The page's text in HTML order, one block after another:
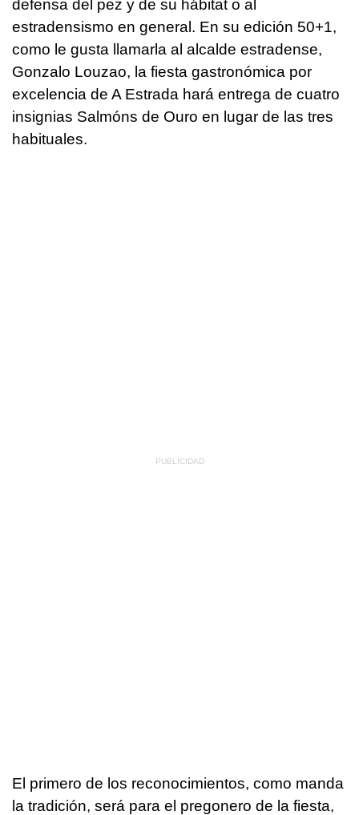
defensa del pez y de su hábitat o al
estradensismo en general. En su edición 50+1,
como le gusta llamarla al alcalde estradense,
Gonzalo Louzao, la fiesta gastronómica por
excelencia de A Estrada hará entrega de cuatro
insignias Salmóns de Ouro en lugar de las tres
habituales.
El primero de los reconocimientos, como manda
la tradición, será para el pregonero de la fiesta,